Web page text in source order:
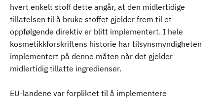
hvert enkelt stoff dette angår, at den midlertidige
tillatelsen til å bruke stoffet gjelder frem til et
oppfølgende direktiv er blitt implementert. I hele
kosmetikkforskriftens historie har tilsynsmyndigheten
implementert på denne måten når det gjelder
midlertidig tillatte ingredienser.
EU-landene var forpliktet til å implementere